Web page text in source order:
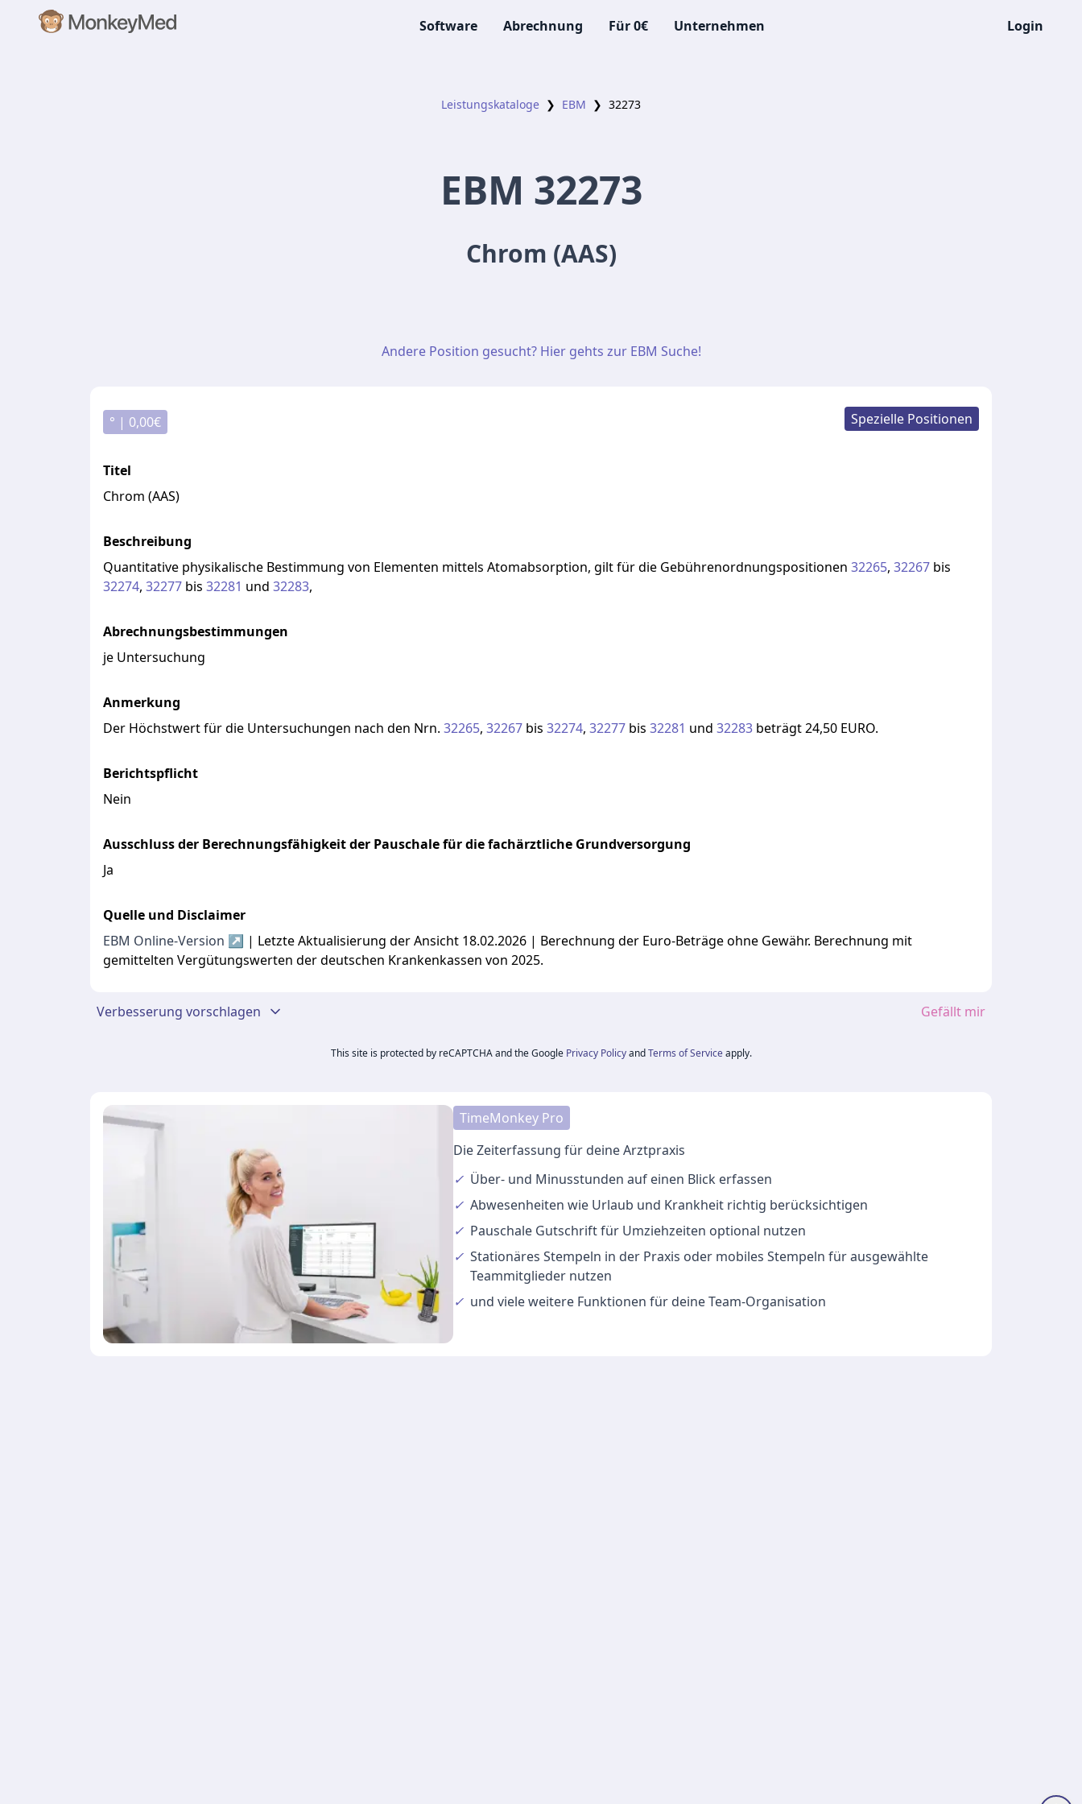
Software Abrechnung Für 0€ Unternehmen Login
Leistungskataloge ❯ EBM ❯ 32273
EBM 32273
Chrom (AAS)
Andere Position gesucht? Hier gehts zur EBM Suche!
° | 0,00€ Spezielle Positionen
Titel
Chrom (AAS)
Beschreibung
Quantitative physikalische Bestimmung von Elementen mittels Atomabsorption, giltfürdie Gebührenordnungspositionen 32265, 32267 bis
32274, 32277 bis 32281 und 32283,
Abrechnungsbestimmungen
je Untersuchung
Anmerkung
Der Höchstwertfürdie Untersuchungen nach den Nrn. 32265, 32267 bis 32274, 32277 bis 32281 und 32283 beträgt24,50 EURO.
Berichtspflicht
Nein
Ausschluss der Berechnungsfähigkeit der Pauschale für die fachärztliche Grundversorgung
Ja
Quelle und Disclaimer
EBM Online-Version ↗ | Letzte Aktualisierung der Ansicht 18.02.2026 | Berechnung der Euro-Beträge ohne Gewähr. Berechnung mit
gemittelten Vergütungswerten der deutschen Krankenkassen von 2025.
Verbesserung vorschlagen Gefällt mir
This site is protected by reCAPTCHA and the Google Privacy Policy and Terms of Service apply.
TimeMonkey Pro
Die Zeiterfassung für deine Arztpraxis
✓ Über- und Minusstunden auf einen Blick erfassen
✓ Abwesenheitenwie Urlaub und Krankheit richtig berücksichtigen
✓ Pauschale Gutschriftfür Umziehzeiten optional nutzen
✓ Stationäres Stempeln in der Praxis oder mobiles Stempeln für ausgewählte
Teammitglieder nutzen
✓ und vieleweitere Funktionenfür deine Team-Organisation